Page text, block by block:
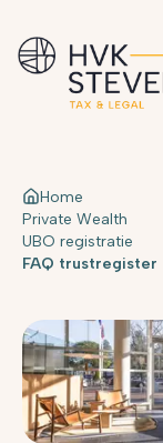
Home
Private Wealth
UBO registratie
FAQ trustregister